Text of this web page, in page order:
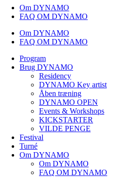
Om DYNAMO
FAQ OM DYNAMO
Om DYNAMO
FAQ OM DYNAMO
Program
Brug DYNAMO
Residency
DYNAMO Key artist
Åben træning
DYNAMO OPEN
Events & Workshops
KICKSTARTER
VILDE PENGE
Festival
Turné
Om DYNAMO
Om DYNAMO
FAQ OM DYNAMO